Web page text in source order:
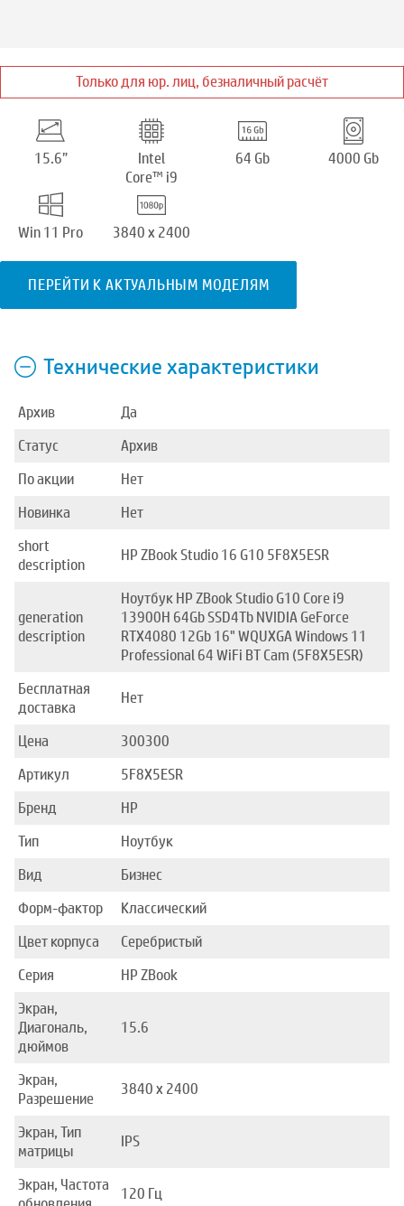
Только для юр. лиц, безналичный расчёт
15.6”
Intel
Core™ i9
64 Gb 4000 Gb
Win 11 Pro 3840 x 2400
ПЕРЕЙТИ К АКТУАЛЬНЫМ МОДЕЛЯМ
Технические характеристики
Архив
Да
Статус
Архив
По акции
Нет
Новинка
Нет
short
description
HP ZBook Studio 16 G10 5F8X5ESR
generation
description
Ноутбук HP ZBook Studio G10 Core i9
13900H 64Gb SSD4Tb NVIDIA GeForce
RTX4080 12Gb 16" WQUXGA Windows 11
Professional 64 WiFi BT Cam (5F8X5ESR)
Бесплатная
доставка
Нет
Цена
300300
Артикул
5F8X5ESR
Бренд
HP
Тип
Ноутбук
Вид
Бизнес
Форм-фактор
Классический
Цвет корпуса
Серебристый
Серия
HP ZBook
Экран,
Диагональ,
дюймов
15.6
Экран,
Разрешение
3840 x 2400
Экран, Тип
матрицы
IPS
Экран, Частота
120 Гц